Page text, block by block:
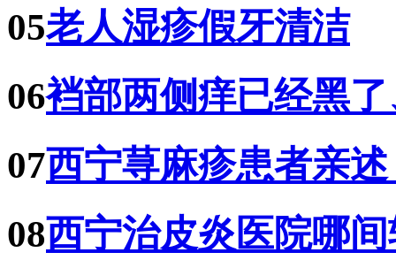
05老人湿疹假牙清洁
06裆部两侧痒已经黑
07西宁荨麻疹患者亲
08西宁治皮炎医院哪